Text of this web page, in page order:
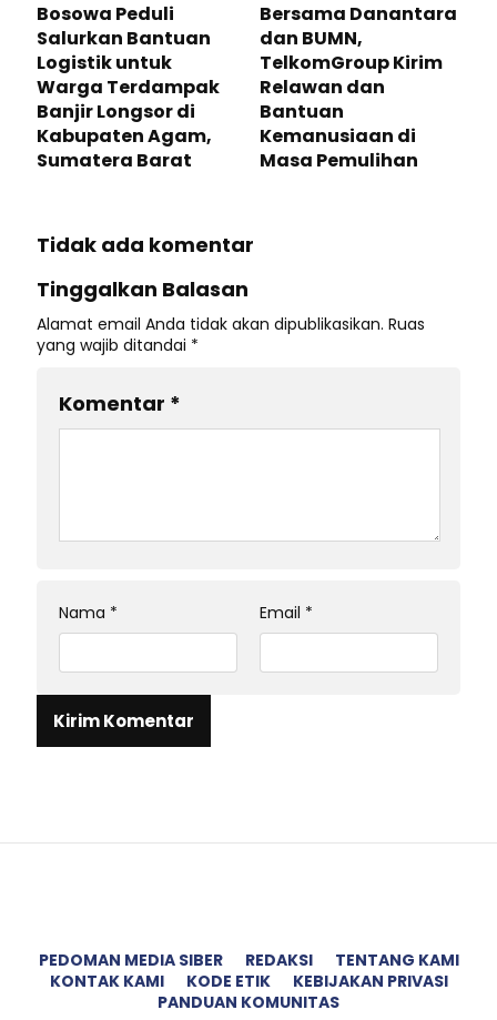
Bosowa Peduli
Salurkan Bantuan
Logistik untuk
Warga Terdampak
Banjir Longsor di
Kabupaten Agam,
Sumatera Barat
Bersama Danantara
dan BUMN,
TelkomGroup Kirim
Relawan dan
Bantuan
Kemanusiaan di
Masa Pemulihan
Tidak ada komentar
Tinggalkan Balasan
Alamat email Anda tidak akan dipublikasikan. Ruas
yang wajib ditandai *
Komentar *
Nama * Email *
PEDOMAN MEDIA SIBER REDAKSI
TENTANG KAMI
KONTAK KAMI
KODE ETIK
KEBIJAKAN PRIVASI
PANDUAN KOMUNITAS